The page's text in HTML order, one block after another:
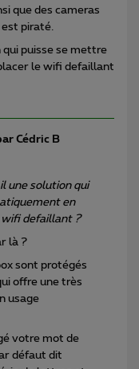
que des cameras
piraté.
qui puisse se mettre
le wifi defaillant
Cédric B
une solution qui
en
wifi defaillant ?
là ?
sont protégés
offre une très
usage
votre mot de
défaut dit